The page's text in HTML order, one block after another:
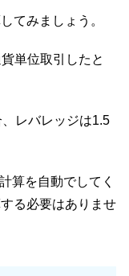
てみましょう。
単位取引したと
レバレッジは1.5
算を自動でしてく
る必要はありませ